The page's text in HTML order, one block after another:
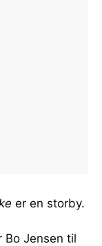
er en storby.
Bo Jensen til